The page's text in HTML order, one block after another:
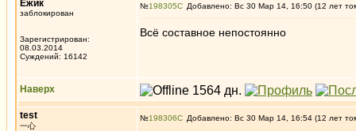
Ёжик
заблокирован
Зарегистрирован:
08.03.2014
Суждений: 16142
№198305 Добавлено: Вс 30 Мар 14, 16:50 (12 лет
Всё составное непостоянно
Наверх
test
一心
№198306 Добавлено: Вс 30 Мар 14, 16:54 (12 лет